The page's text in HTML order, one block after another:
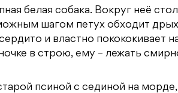
белая собака. Вокруг неё
шагом петух обходит
и властно покококивает
в строю, ему – лежать
псиной с сединой на